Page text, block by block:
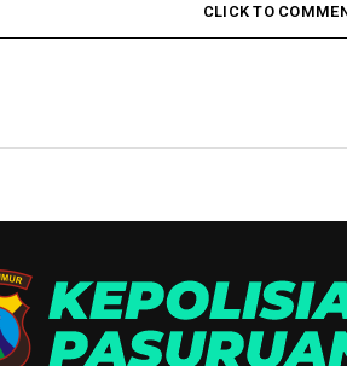
CLICK TO